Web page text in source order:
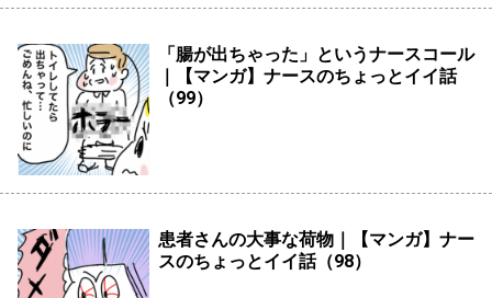
「腸が出ちゃった」というナースコール
｜【マンガ】ナースのちょっとイイ話
（99）
患者さんの大事な荷物｜【マンガ】ナー
スのちょっとイイ話（98）